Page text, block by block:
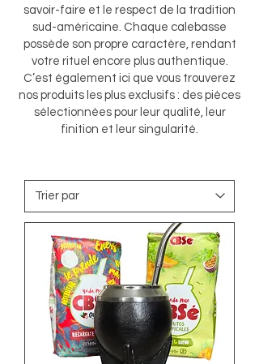
savoir-faire et le respect de la tradition
sud-américaine. Chaque calebasse
possède son propre caractère, rendant
votre rituel encore plus authentique.
C’est également ici que vous trouverez
nos produits les plus exclusifs : des pièces
sélectionnées pour leur qualité, leur
finition et leur singularité.